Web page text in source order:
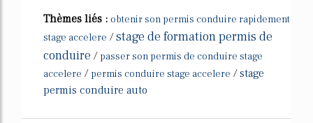
Thèmes liés : obtenir son permis conduire rapidement
stage accelere /stage de formation permis de
conduire / passer son permis de conduire stage
accelere / permis conduire stage accelere /stage
permis conduire auto